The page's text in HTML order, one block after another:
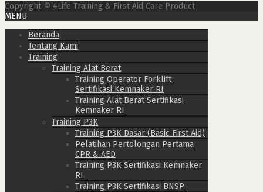
Copyright © 4Life Training & First Aid Care Product
MENU
Beranda
Tentang Kami
Training
Training Alat Berat
Training Operator Forklift
Sertifikasi Kemnaker RI
Training Alat Berat Sertifikasi
Kemnaker RI
Training P3K
Training P3K Dasar (Basic First Aid)
Pelatihan Pertolongan Pertama
CPR & AED
Training P3K Sertifikasi Kemnaker
RI
Training P3K Sertifikasi BNSP